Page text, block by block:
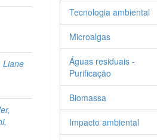
Liane
Tecnologia ambiental
Microalgas
Águas residuais -
Purificação
Biomassa
Impacto ambiental